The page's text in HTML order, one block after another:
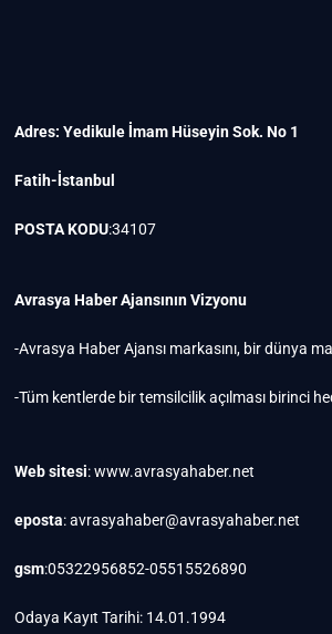
Adres: Yedikule İmam Hüseyin Sok. No 1
Fatih-İstanbul
POSTA KODU:34107
Avrasya Haber Ajansının Vizyonu
-Avrasya Haber Ajansı markasını, bir dünya
-Tüm kentlerde bir temsilcilik açılması birinci
Web sitesi: www.avrasyahaber.net
eposta: avrasyahaber@avrasyahaber.net
gsm:05322956852-05515526890
Odaya Kayıt Tarihi: 14.01.1994